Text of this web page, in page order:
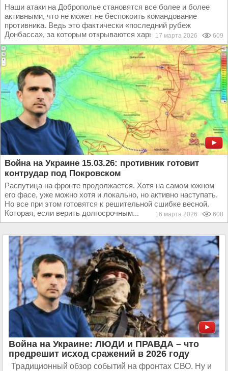
Наши атаки на Доброполье становятся все более и более
активными, что не может не беспокоить командование
противника. Ведь это фактически «последний рубеж
Донбасса», за которым открываются харьковские и...
17 марта 2026 609
Война на Украине 15.03.26: противник готовит
контрудар под Покровском
Распутица на фронте продолжается. Хотя на самом южном
его фасе, уже можно хотя и локально, но активно наступать.
Но все при этом готовятся к решительной сшибке весной.
Которая, если верить долгосрочным...
16 марта 2026 608
Война на Украине: ЛЮДИ и ПРАВДА – что
предрешит исход сражений в 2026 году
Традиционный обзор событий на фронтах СВО. Ну и